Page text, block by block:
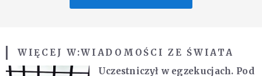
WIĘCEJ W:WIADOMOŚCI ZE ŚWIATA
Uczestniczył w egzekucjach. Pod